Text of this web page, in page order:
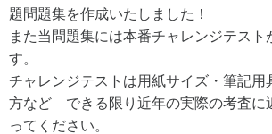
題問題集を作成いたしました！
また当問題集には本番チャレンジテスト
す。
チャレンジテストは用紙サイズ・筆記用
方など できる限り近年の実際の考査に
ってください。